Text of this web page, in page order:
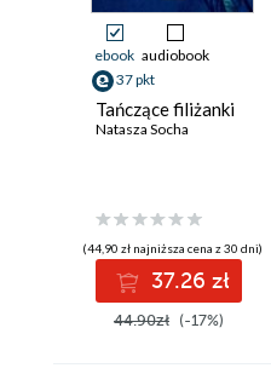
ebook audiobook
37 pkt
Tańczące filiżanki
Natasza Socha
(44,90 zł najniższa cena z 30 dni)
37.26 zł
44.90zł (-17%)